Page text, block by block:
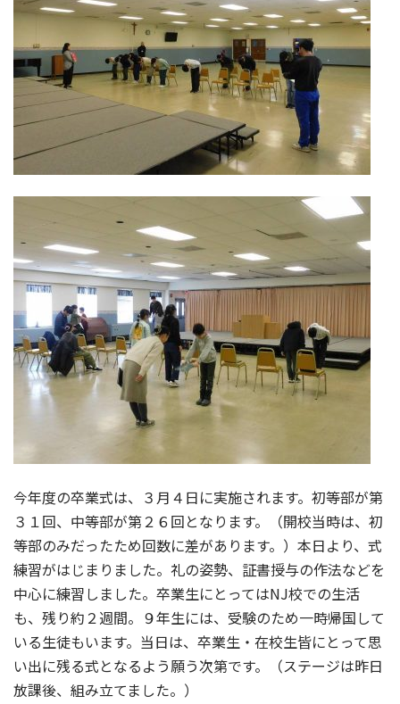
今年度の卒業式は、３月４日に実施されます。初等部が第
３１回、中等部が第２６回となります。（開校当時は、初
等部のみだったため回数に差があります。）本日より、式
練習がはじまりました。礼の姿勢、証書授与の作法などを
中心に練習しました。卒業生にとってはNJ校での生活
も、残り約２週間。９年生には、受験のため一時帰国して
いる生徒もいます。当日は、卒業生・在校生皆にとって思
い出に残る式となるよう願う次第です。（ステージは昨日
放課後、組み立てました。）